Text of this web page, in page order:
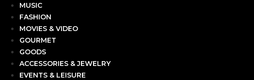
MUSIC
FASHION
MOVIES & VIDEO
GOURMET
GOODS
ACCESSORIES & JEWELRY
EVENTS & LEISURE